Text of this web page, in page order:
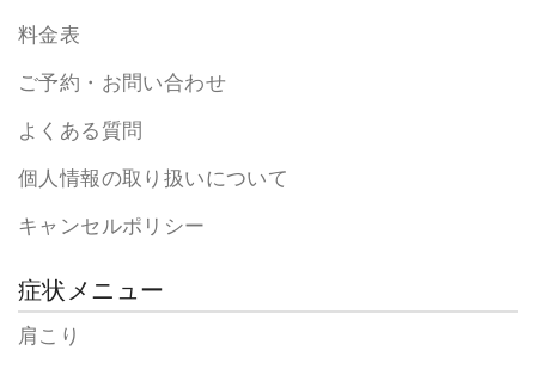
料金表
ご予約・お問い合わせ
よくある質問
個人情報の取り扱いについて
キャンセルポリシー
症状メニュー
肩こり